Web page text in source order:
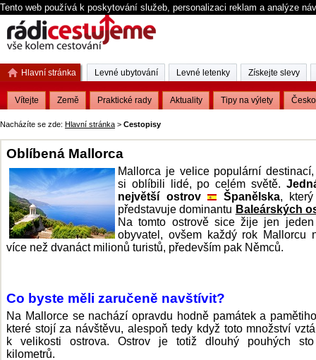
Tento web používá k poskytování služeb, personalizaci reklam a analýze
Nacházíte se zde: Hlavní stránka > Cestopisy
Oblíbená Mallorca
Mallorca je velice populární
si oblíbili lidé, po celém světě.
největší ostrov
Španělska,
představuje dominantu Baleárských
Na tomto ostrově sice žije jen
obyvatel, ovšem každý rok Mallorcu
více než dvanáct milionů turistů, především pak Němců.
Co byste měli zaručeně navštívit?
Na Mallorce se nachází opravdu hodně památek a
které stojí za návštěvu, alespoň tedy když toto množství
k velikosti ostrova. Ostrov je totiž dlouhý pouhých
kilometrů.
Hlavní stránka
Vítejte Země Praktické rady Aktuality Tipy na výlety Česko
Levné ubytování Levné letenky Získejte slevy